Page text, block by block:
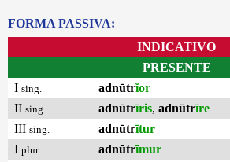
FORMA PASSIVA:
INDICATIVO
PRESENTE
I sing. adnūtrĭor
II sing. adnūtrīris, adnūtrīre
III sing. adnūtrītur
I plur. adnūtrīmur